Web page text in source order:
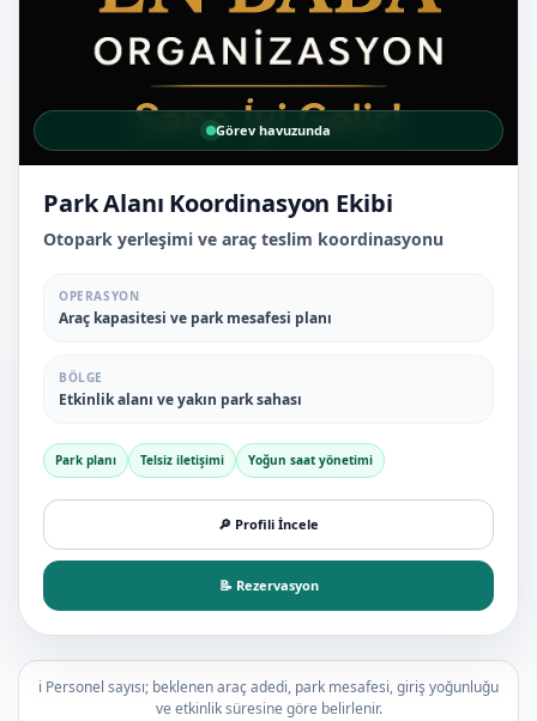
Görev havuzunda
Park Alanı Koordinasyon Ekibi
Otopark yerleşimi ve araç teslim koordinasyonu
OPERASYON
Araç kapasitesi ve park mesafesi planı
BÖLGE
Etkinlik alanı ve yakın park sahası
Park planı Telsiz iletişimi Yoğun saat yönetimi
🔎 Profili İncele
📝 Rezervasyon
ℹ️ Personel sayısı; beklenen araç adedi, park mesafesi, giriş yoğunluğu
ve etkinlik süresine göre belirlenir.